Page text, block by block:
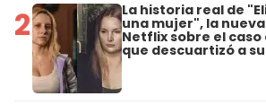
2 La historia real de
una mujer", la
Netflix sobre el caso
que descuartizó a